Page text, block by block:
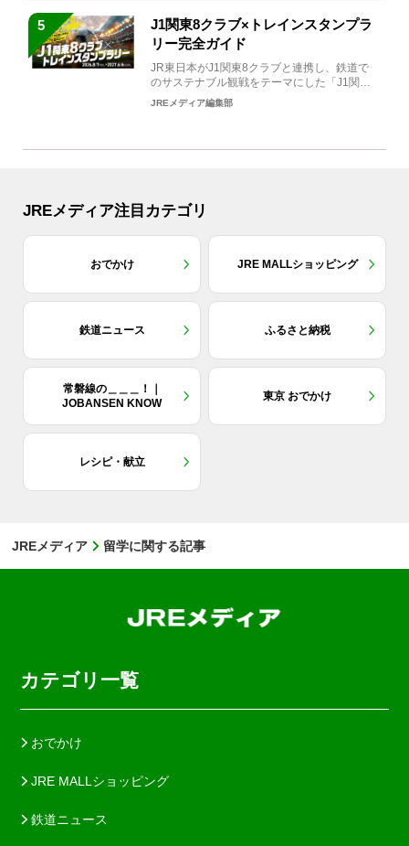
5
J1関東8クラブ×トレインスタンプラ
リー完全ガイド
JR東日本がJ1関東8クラブと連携し、鉄道で
のサステナブル観戦をテーマにした「J1関東8
クラブ×トレイン...
JREメディア編集部
JREメディア注目カテゴリ
おでかけ JRE MALLショッピング
鉄道ニュース ふるさと納税
常磐線の＿＿＿！｜
JOBANSEN KNOW
東京 おでかけ
レシピ・献立
JREメディア 留学に関する記事
カテゴリ一覧
おでかけ
JRE MALLショッピング
鉄道ニュース